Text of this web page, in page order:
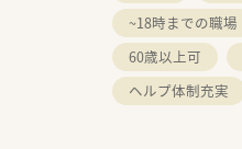
~18時までの職場
60歳以上可
ヘルプ体制充実